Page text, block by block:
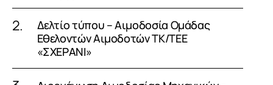
Δελτίο τύπου – Αιμοδοσία Ομάδας
Εθελοντών Αιμοδοτών ΤΚ/ΤΕΕ
«ΣΧΕΡΑΝΙ»